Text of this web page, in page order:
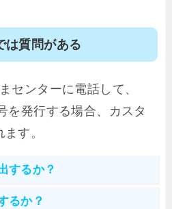
は質問がある
センターに電話して、
を発行する場合、カスタ
す。
するか？
るか？